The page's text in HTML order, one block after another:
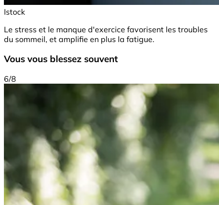
Istock
Le stress et le manque d'exercice favorisent les troubles
du sommeil, et amplifie en plus la fatigue.
Vous vous blessez souvent
6/8